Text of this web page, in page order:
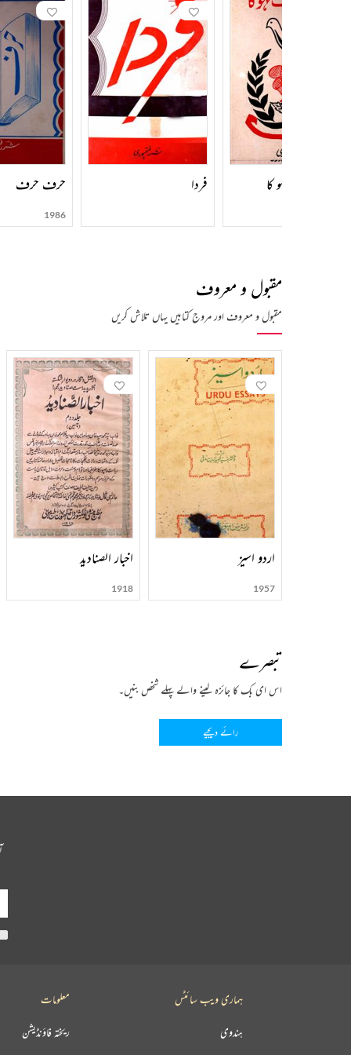
ایک ہی رنگ لہو کا فردا حرف حرف
1986
مقبول و معروف
مقبول و معروف اور مروج کتابیں یہاں تلاش کریں
اردو اسیز
1957
اخبار الصنادید
1918
تبصرے
اس ای بک کا جائزہ لینے والے پہلے شخص بنیں۔
رائے دیجیے
معلومات
ریختہ فاؤنڈیشن
ہماری ویب سائٹس
ہندوی